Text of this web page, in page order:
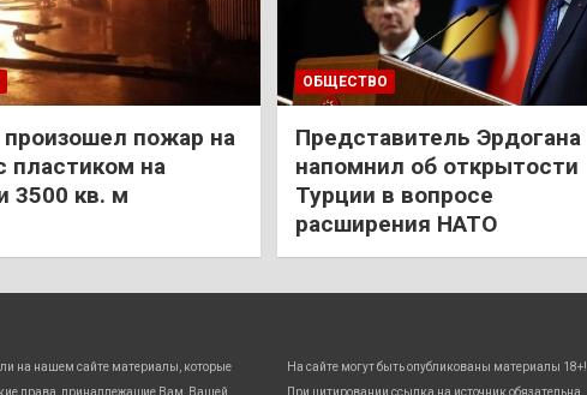
пожар на
пластиком на
3500 кв. м
ОБЩЕСТВО
Представитель Эрдогана
напомнил об открытости
Турции в вопросе
расширения НАТО
на нашем сайте материалы, которые
права, принадлежащие Вам, Вашей
На сайте могут быть опубликованы материалы 18+!
При цитировании ссылка на источник обязательна.